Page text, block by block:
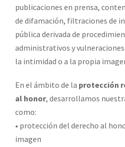
publicaciones en prensa,
de difamación, filtraciones de
pública derivada de
administrativos y
la intimidad o a la propia
En el ámbito de la protección
al honor, desarrollamos
como:
• protección del derecho al
imagen